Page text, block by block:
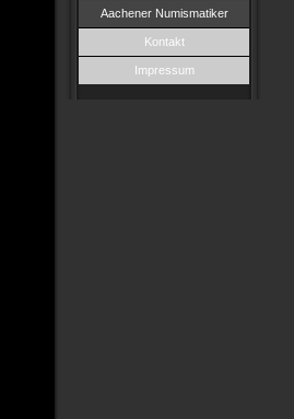
Aachener Numismatiker
Kontakt
Impressum